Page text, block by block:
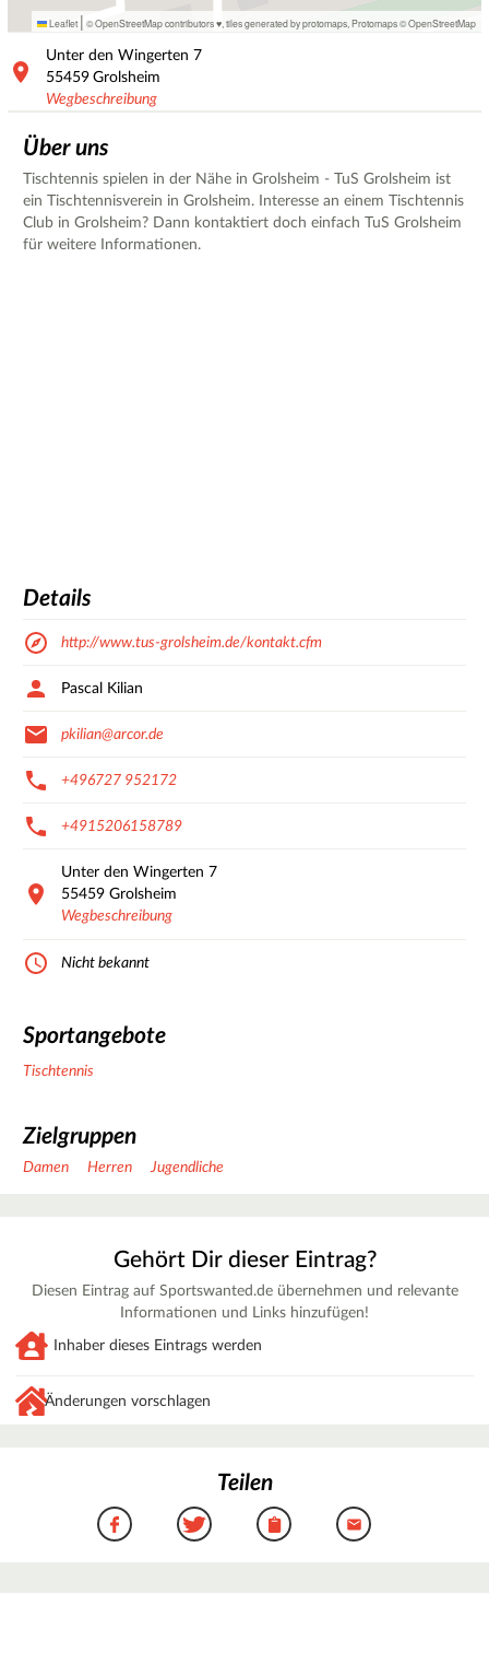
Leaflet | © OpenStreetMap contributors ♥, tiles generated by protomaps Protomaps©OpenStreetMap
Unter den Wingerten 7
55459 Grolsheim
Wegbeschreibung
Über uns
Tischtennis spielen in der Nähe in Grolsheim - TuS Grolsheim ist
ein Tischtennisverein in Grolsheim. Interesse an einem Tischtennis
Club in Grolsheim? Dann kontaktiert doch einfach TuS Grolsheim
für weitere Informationen.
Details
http://www.tus-grolsheim.de/kontakt.cfm
Pascal Kilian
pkilian@arcor.de
+496727 952172
+4915206158789
Unter den Wingerten 7
55459 Grolsheim
Wegbeschreibung
Nicht bekannt
Sportangebote
Tischtennis
Zielgruppen
Damen Herren Jugendliche
Gehört Dir dieser Eintrag?
Diesen Eintrag auf Sportswanted.de übernehmen und relevante
Informationen und Links hinzufügen!
Inhaber dieses Eintrags werden
Änderungen vorschlagen
Teilen